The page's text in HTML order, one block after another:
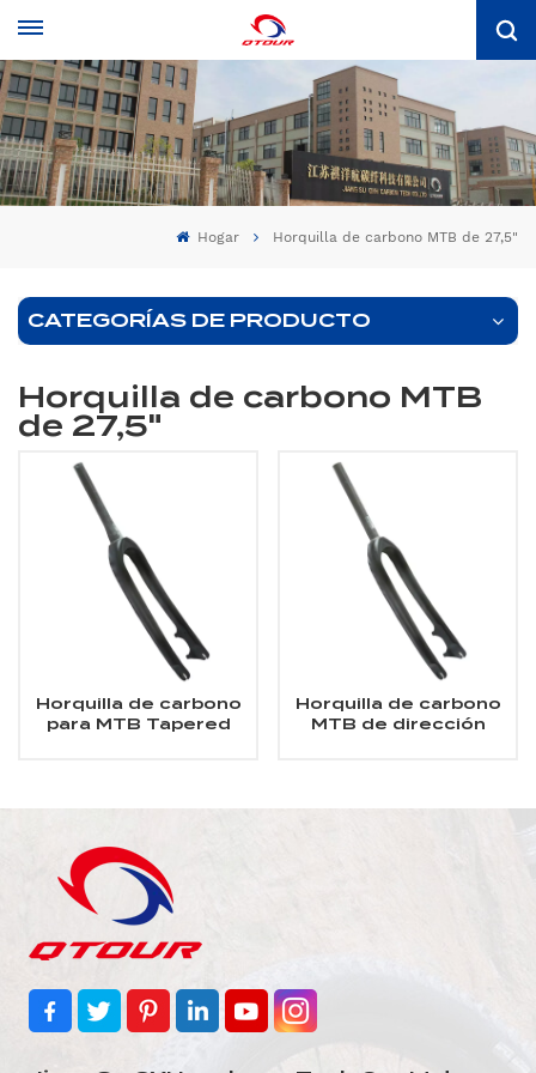
Hogar Horquilla de carbono MTB de 27,5"
CATEGORÍAS DE PRODUCTO
Horquilla de carbono MTB
de 27,5"
Horquilla de carbono
para MTB Tapered
Horquilla de carbono
MTB de dirección